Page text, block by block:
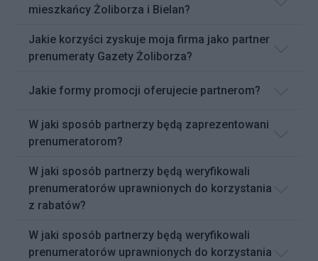
mieszkańcy Żoliborza i Bielan?
Jakie korzyści zyskuje moja firma jako partner
prenumeraty Gazety Żoliborza?
Jakie formy promocji oferujecie partnerom?
W jaki sposób partnerzy będą zaprezentowani
prenumeratorom?
W jaki sposób partnerzy będą weryfikowali
prenumeratorów uprawnionych do korzystania
z rabatów?
W jaki sposób partnerzy będą weryfikowali
prenumeratorów uprawnionych do korzystania